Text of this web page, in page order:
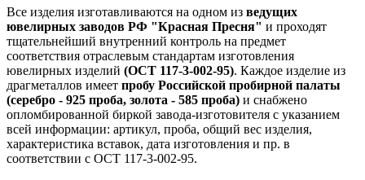
Все изделия изготавливаются на одном из ведущих
ювелирных заводов РФ "Красная Пресня" и проходят
тщательнейший внутренний контроль на предмет
соответствия отраслевым стандартам изготовления
ювелирных изделий (ОСТ 117-3-002-95). Каждое изделие из
драгметаллов имеет пробу Российской пробирной палаты
(серебро - 925 проба, золота - 585 проба) и снабжено
опломбированной биркой завода-изготовителя с указанием
всей информации: артикул, проба, общий вес изделия,
характеристика вставок, дата изготовления и пр. в
соответствии с ОСТ 117-3-002-95.